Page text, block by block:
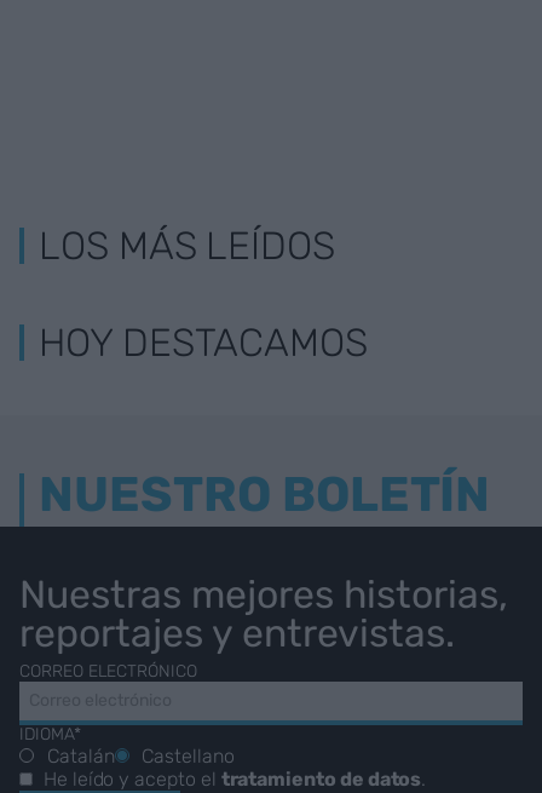
LOS MÁS LEÍDOS
HOY DESTACAMOS
NUESTRO BOLETÍN
Nuestras mejores historias,
reportajes y entrevistas.
CORREO ELECTRÓNICO
IDIOMA*
Catalán
Castellano
He leído y acepto el tratamiento de datos.